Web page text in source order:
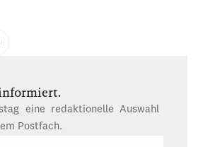
eine redaktionelle Auswahl
Postfach.